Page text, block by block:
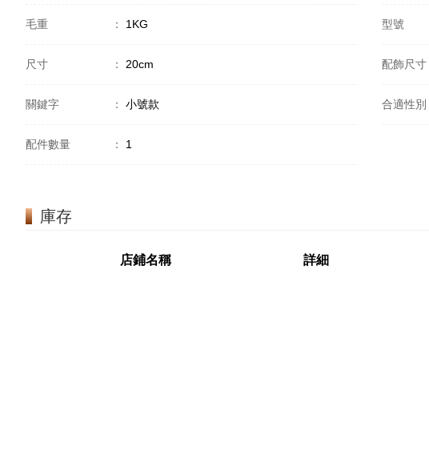
毛重 ： 1KG 型號
尺寸 ： 20cm 配飾尺寸
關鍵字 ： 小號款 合適性別
配件數量 ： 1
庫存
店鋪名稱 詳細